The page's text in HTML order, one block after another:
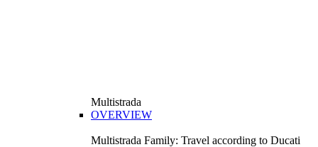
Multistrada
OVERVIEW
Multistrada Family: Travel according to Ducati